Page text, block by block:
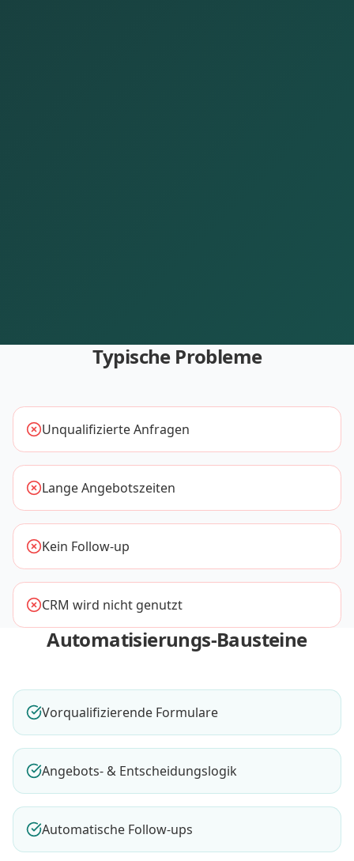
Typische Probleme
Unqualifizierte Anfragen
Lange Angebotszeiten
Kein Follow-up
CRM wird nicht genutzt
Automatisierungs-Bausteine
Vorqualifizierende Formulare
Angebots- & Entscheidungslogik
Automatische Follow-ups